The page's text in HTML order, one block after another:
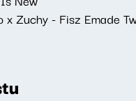
x Zuchy - Fisz Emade